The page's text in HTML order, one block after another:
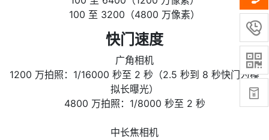



100 至 3200（4800 万像素）
快门速度
广角相机
1200 万拍照：1/16000 秒至 2 秒（2.5 秒到 8 秒快门为模
拟长曝光）
4800 万拍照：1/8000 秒至 2 秒
中长焦相机